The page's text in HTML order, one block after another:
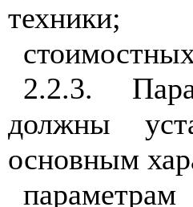
техники;
2.2.3.
должны
основным